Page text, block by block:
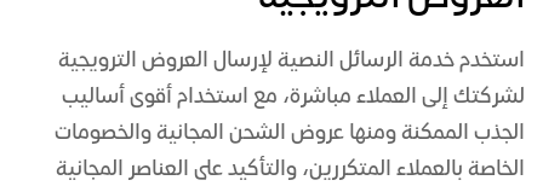
استخدم خدمة الرسائل النصية لإرسال العروض الترويجية
لشركتك إلى العملاء مباشرة، مع استخدام أقوى أساليب
الجذب الممكنة ومنها عروض الشحن المجانية والخصومات
الخاصة بالعملاء المتكررين، والتأكيد على العناصر المجانية